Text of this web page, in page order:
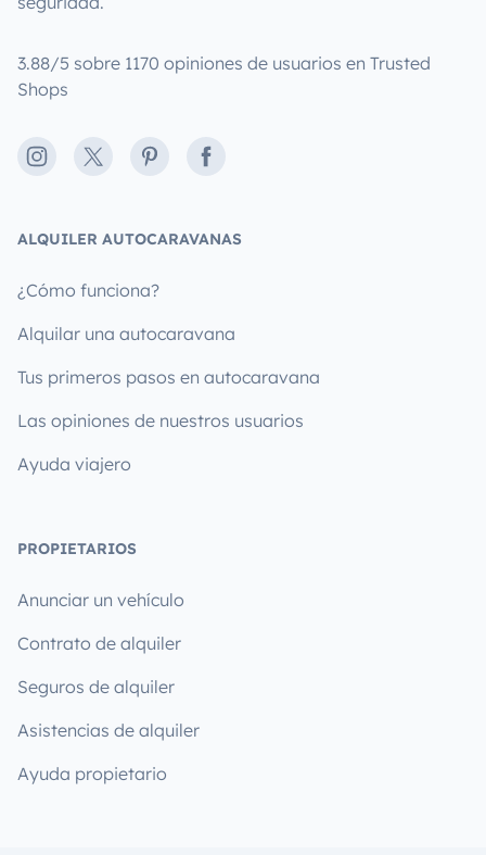
3.88/5 sobre 1170 opiniones de usuarios en Trusted
Shops
Instagram
X PinterestFacebook
ALQUILER AUTOCARAVANAS
¿Cómo funciona?
Alquilar una autocaravana
Tus primeros pasos en autocaravana
Las opiniones de nuestros usuarios
Ayuda viajero
PROPIETARIOS
Anunciar un vehículo
Contrato de alquiler
Seguros de alquiler
Asistencias de alquiler
Ayuda propietario